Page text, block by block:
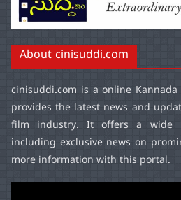
About cinisuddi.com
cinisuddi.com is a online
provides the latest news and
film industry. It offers a wide
including exclusive news on
more information with this portal.